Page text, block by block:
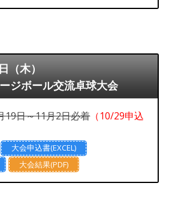
（木）
ジボール交流卓球大会
19日～11月2日必着（10/29申込
大会申込書(EXCEL)
大会結果(PDF)